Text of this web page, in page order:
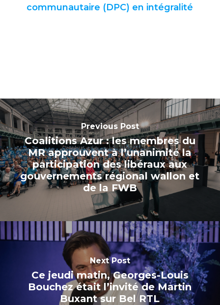
communautaire (DPC) en intégralité
Previous Post
Coalitions Azur : les membres du
MR approuvent à l’unanimité la
participation des libéraux aux
gouvernements régional wallon et
de la FWB
Next Post
Ce jeudi matin, Georges-Louis
Bouchez était l’invité de Martin
Buxant sur Bel RTL